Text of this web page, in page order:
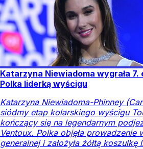
Katarzyna Niewiadoma wygrała
Polka liderką wyścigu
Katarzyna Niewiadoma-Phinney
siódmy etap kolarskiego wyścigu
kończący się na legendarnym
Ventoux. Polka objęła prowadzenie
generalnej i założyła żółtą koszulkę